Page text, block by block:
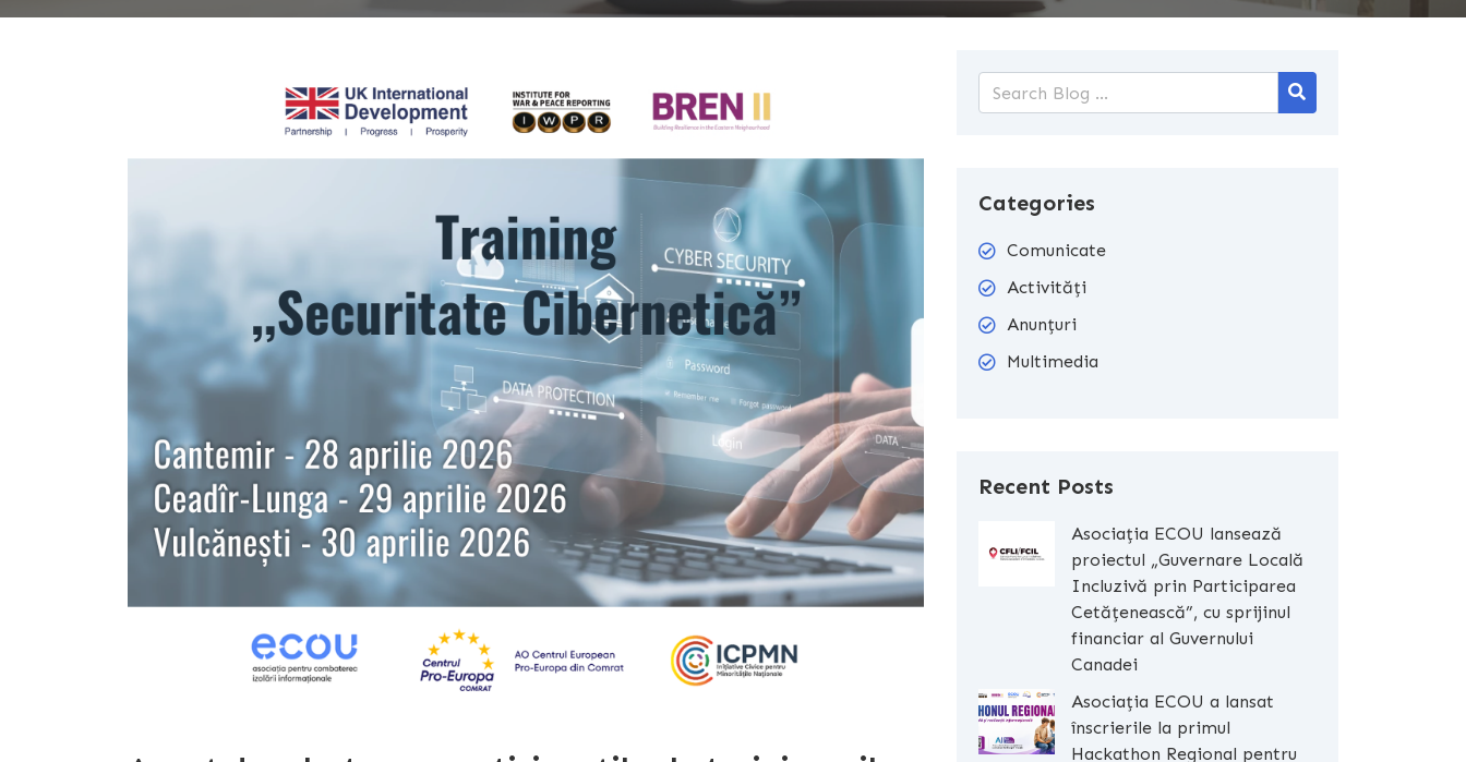
Categories
Comunicate
Activități
Anunțuri
Multimedia
Recent Posts
Asociația ECOU lansează
proiectul „Guvernare Locală
Incluzivă prin Participarea
Cetățenească”, cu sprijinul
financiar al Guvernului
Canadei
Asociația ECOU a lansat
înscrierile la primul
Hackathon Regional pentru